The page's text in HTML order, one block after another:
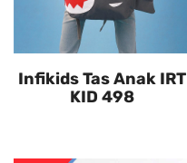
Infikids Tas Anak IRT
KID 498